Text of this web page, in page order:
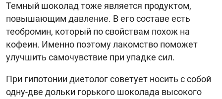
Темный шоколад тоже является продуктом,
повышающим давление. В его составе есть
теобромин, который по свойствам похож на
кофеин. Именно поэтому лакомство поможет
улучшить самочувствие при упадке сил.
При гипотонии диетолог советует носить с собой
одну-две дольки горького шоколада высокого